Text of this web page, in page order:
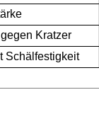
Kratzer
Schälfestigkeit